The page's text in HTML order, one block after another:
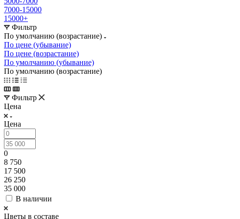
7000-15000
15000+
Фильтр
По умолчанию (возрастание)
По цене (убывание)
По цене (возрастание)
По умолчанию (убывание)
По умолчанию (возрастание)
Фильтр
Цена
Цена
0
8 750
17 500
26 250
35 000
В наличии
Цветы в составе